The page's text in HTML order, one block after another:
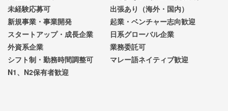
未経験応募可
出張あり（海外・国内）
新規事業・事業開発
起業・ベンチャー志向歓迎
スタートアップ・成長企業
日系グローバル企業
外資系企業
業務委託可
シフト制・勤務時間調整可
マレー語ネイティブ歓迎
N1、N2保有者歓迎